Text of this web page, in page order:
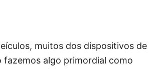
muitos dos dispositivos de
fazemos algo primordial como